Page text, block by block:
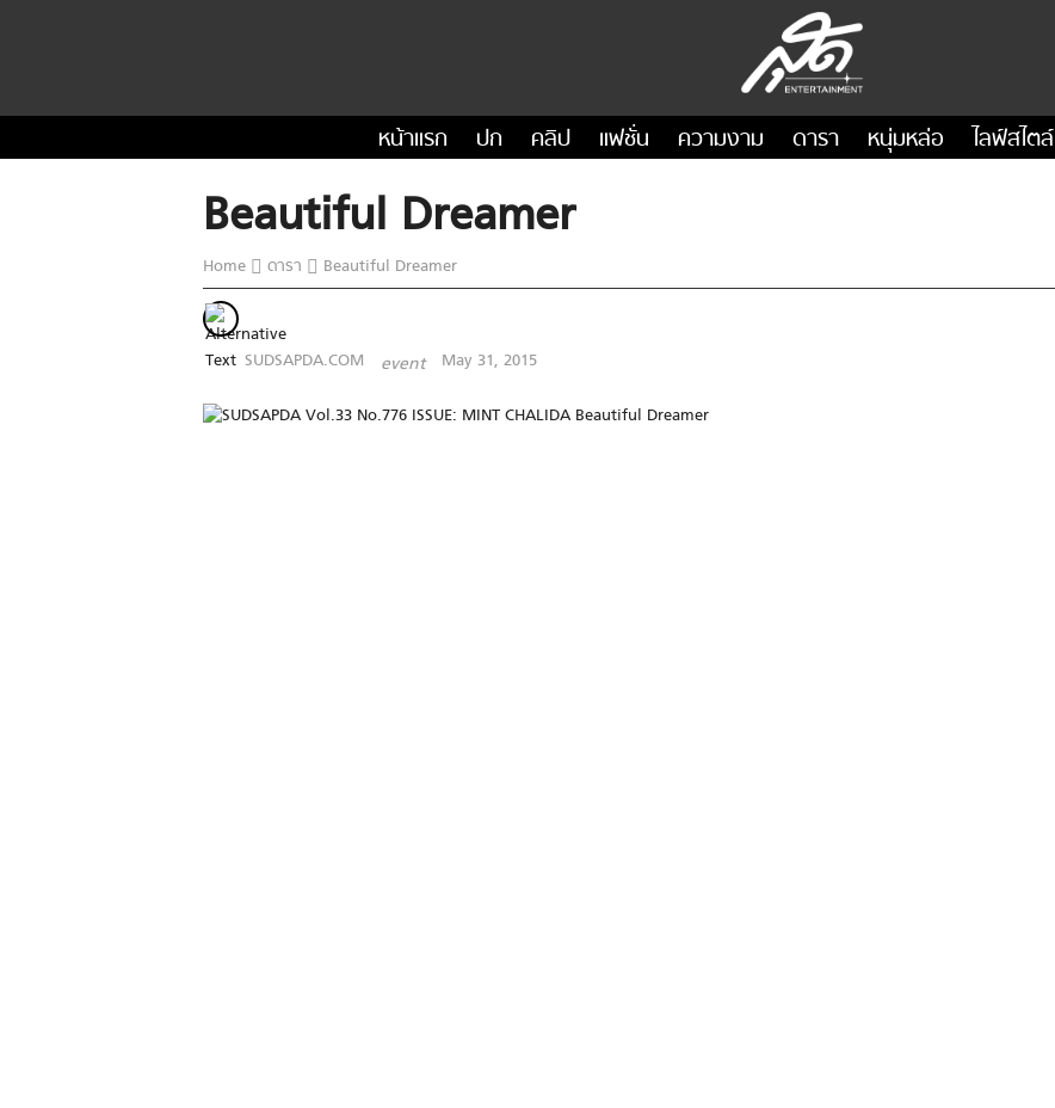
หน้าแรก ปก คลิป แฟชั่น ความงาม ดารา หนุ่มหล่อ ไลฟ์สไตล์
Beautiful Dreamer
Home ดารา Beautiful Dreamer
SUDSAPDA.COM event May 31, 2015